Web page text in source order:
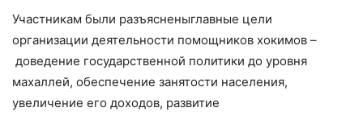
Участникам были разъясненыглавные цели
организации деятельности помощников хокимов –
доведение государственной политики до уровня
махаллей, обеспечение занятости населения,
увеличение его доходов, развитие